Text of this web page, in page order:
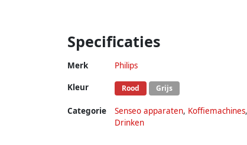
Specificaties
Merk Philips
Kleur Rood Grijs
Categorie Senseo apparaten, Koffiemachines,
Drinken